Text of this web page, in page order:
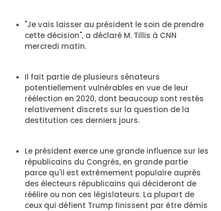
"Je vais laisser au président le soin de prendre
cette décision", a déclaré M. Tillis à CNN
mercredi matin.
Il fait partie de plusieurs sénateurs
potentiellement vulnérables en vue de leur
réélection en 2020, dont beaucoup sont restés
relativement discrets sur la question de la
destitution ces derniers jours.
Le président exerce une grande influence sur les
républicains du Congrès, en grande partie
parce qu'il est extrêmement populaire auprès
des électeurs républicains qui décideront de
réélire ou non ces législateurs. La plupart de
ceux qui défient Trump finissent par être démis